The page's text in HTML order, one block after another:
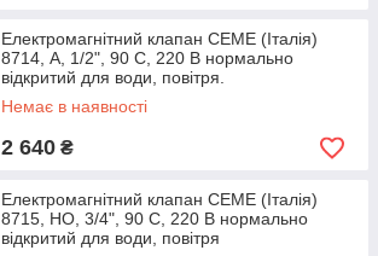
Електромагнітний клапан CEME (Італія)
8714, А, 1/2", 90 C, 220 В нормально
відкритий для води, повітря.
Немає в наявності
2 640 ₴
Електромагнітний клапан CEME (Італія)
8715, НО, 3/4", 90 C, 220 В нормально
відкритий для води, повітря